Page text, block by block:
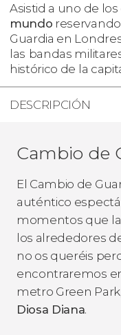
Asistid a uno de los
mundo
Guardia en
las bandas
histórico de la
DESCRIPCIÓN
Cambio de
El Cambio de
auténtico
momentos que
los alrededores
no os queréis
encontraremos
metro Green
Diosa Diana.